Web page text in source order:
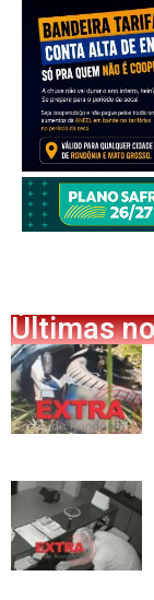
Últimas